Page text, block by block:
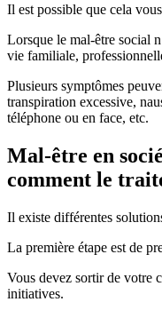
Il est possible que cela
Lorsque le mal-être social
vie familiale,
Plusieurs symptômes
transpiration excessive,
téléphone ou en face, etc.
Mal-être en
comment le
Il existe différentes
La première étape est de
Vous devez sortir de votre
initiatives.